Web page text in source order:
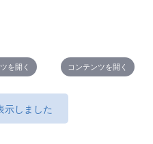
を開く コンテンツを開く
示しました